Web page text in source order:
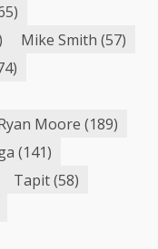
Mike Smith (57)
Moore (189)
(141)
Tapit(58)